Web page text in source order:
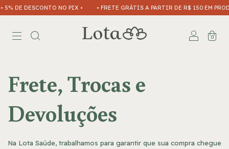
DE DESCONTO NO PIX • • FRETE GRÁTIS A PARTIR DE R$ 150 EM
0
Frete, Trocas e
Devoluções
Na Lota Saúde, trabalhamos para garantir que sua compra chegue